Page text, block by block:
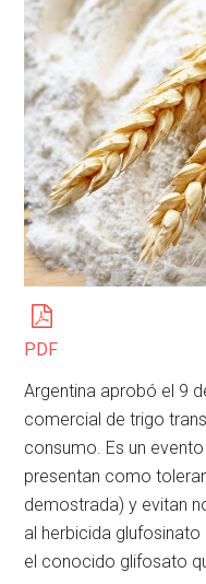
PDF
Argentina aprobó el 9
comercial de trigo
consumo. Es un
presentan como
demostrada) y evitan
al herbicida
el conocido glifosato